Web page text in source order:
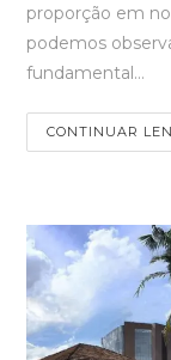
proporção em
podemos
fundamental…
CONTINUAR